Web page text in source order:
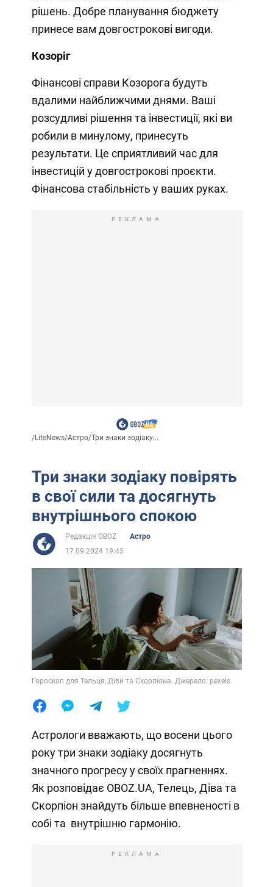
рішень. Добре планування бюджету
принесе вам довгострокові вигоди.
Козоріг
Фінансові справи Козорога будуть
вдалими найближчими днями. Ваші
розсудливі рішення та інвестиції, які ви
робили в минулому, принесуть
результати. Це сприятливий час для
інвестицій у довгострокові проєкти.
Фінансова стабільність у ваших руках.
РЕКЛАМА
/LiteNews/Астро/Три знаки зодіаку...
Три знаки зодіаку повірять
в свої сили та досягнуть
внутрішнього спокою
Редакція OBOZ
Астро
17.09.2024 19:45
Гороскоп для Тельця, Діви та Скорпіона. Джерело: pexels
Астрологи вважають, що восени цього
року три знаки зодіаку досягнуть
значного прогресу у своїх прагненнях.
Як розповідає OBOZ.UA, Телець, Діва та
Скорпіон знайдуть більше впевненості в
собі та внутрішню гармонію.
РЕКЛАМА